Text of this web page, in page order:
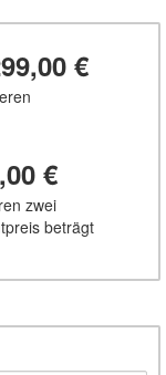
€
€
zwei
beträgt